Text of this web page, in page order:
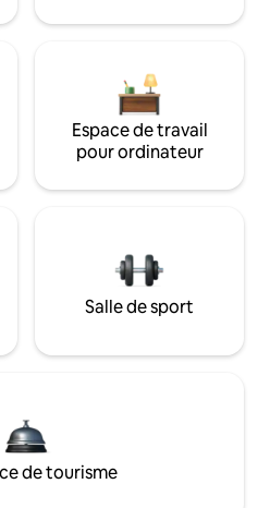
Espace de travail
pour ordinateur
Salle de sport
de tourisme